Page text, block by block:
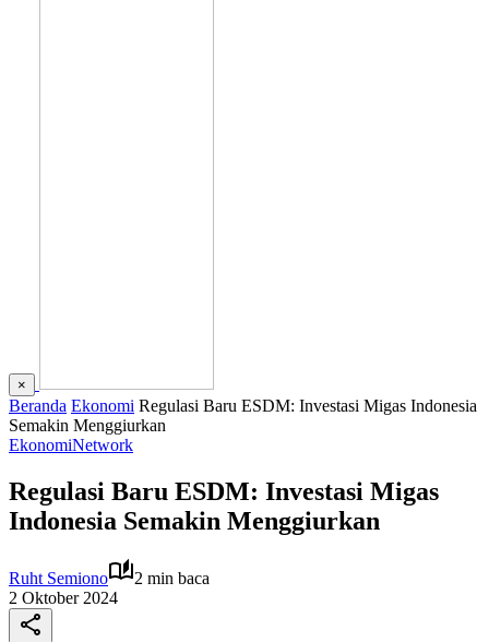
×
Beranda Ekonomi Regulasi Baru ESDM: Investasi Migas Indonesia
Semakin Menggiurkan
EkonomiNetwork
Regulasi Baru ESDM: Investasi Migas
Indonesia Semakin Menggiurkan
Ruht Semiono
2 min baca
2 Oktober 2024